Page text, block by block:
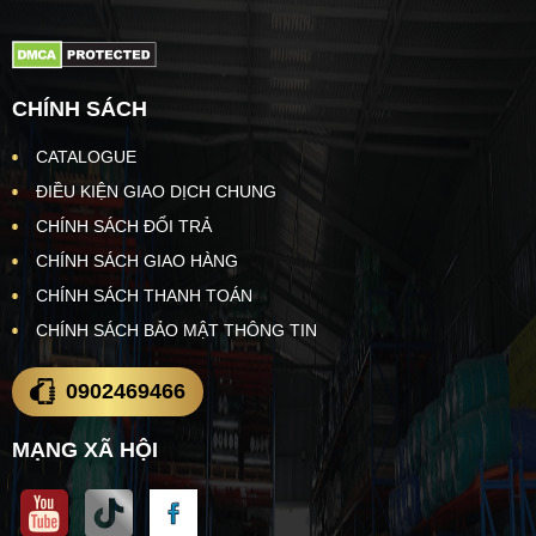
CHÍNH SÁCH
CATALOGUE
ĐIỀU KIỆN GIAO DỊCH CHUNG
CHÍNH SÁCH ĐỔI TRẢ
CHÍNH SÁCH GIAO HÀNG
CHÍNH SÁCH THANH TOÁN
CHÍNH SÁCH BẢO MẬT THÔNG TIN
0902469466
MẠNG XÃ HỘI